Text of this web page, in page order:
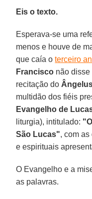
Eis o texto.
Esperava-se uma
menos e houve de
que caía oterceiro
Francisco não disse
recitação do
multidão dos fiéis
Evangelho de
liturgia), intitulado:
São Lucas", com
e espirituais
O Evangelho e a
as palavras.